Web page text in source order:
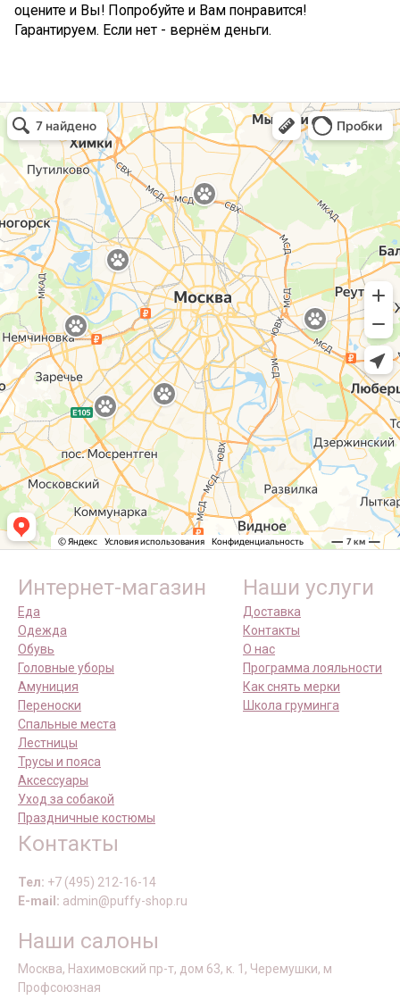
оцените и Вы! Попробуйте и Вам понравится!
Гарантируем. Если нет - вернём деньги.
Интернет-магазин
Еда
Одежда
Обувь
Головные уборы
Амуниция
Переноски
Спальные места
Лестницы
Трусы и пояса
Аксессуары
Уход за собакой
Праздничные костюмы
Наши услуги
Доставка
Контакты
О нас
Программа лояльности
Как снять мерки
Школа груминга
Контакты
Тел: +7 (495) 212-16-14
E-mail: admin@puffy-shop.ru
Наши салоны
Москва, Нахимовский пр-т, дом 63, к. 1, Черемушки, м
Профсоюзная